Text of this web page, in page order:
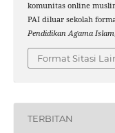
komunitas online
PAI diluar sekolah
Pendidikan Agama Islam,
Format Sitasi
TERBITAN